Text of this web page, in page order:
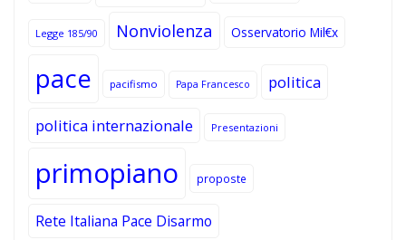
Legge 185/90 Nonviolenza Osservatorio Mil€x
pace pacifismo Papa Francesco politica
politica internazionale Presentazioni
primopiano proposte
Rete Italiana Pace Disarmo